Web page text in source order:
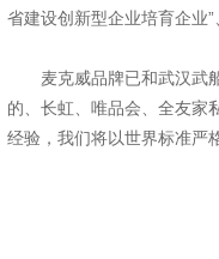
省建设创新型企业培育企业
麦克威品牌已和武汉武船
的、长虹、唯品会、全友家
经验，我们将以世界标准严